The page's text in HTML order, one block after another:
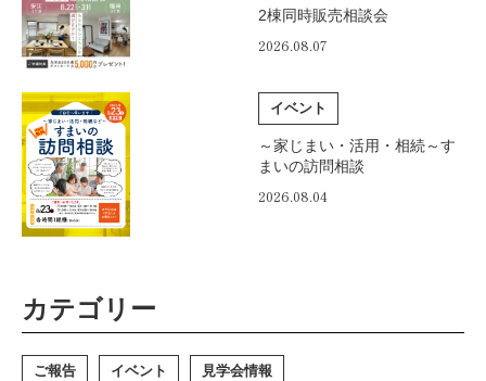
2棟同時販売相談会
2026.08.07
イベント
～家じまい・活用・相続～す
まいの訪問相談
2026.08.04
カテゴリー
ご報告 イベント 見学会情報